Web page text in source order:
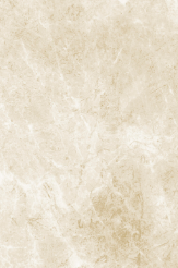
木 金 土
日
● ● ●
★
● ● ● ★
す。
日
診療日となりま